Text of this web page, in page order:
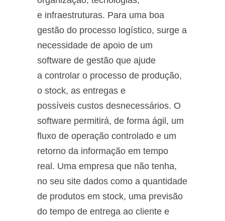
e infraestruturas. Para uma boa
gestão do processo logístico, surge a
necessidade de apoio de um
software de gestão que ajude
a controlar o processo de produção,
o stock, as entregas e
possíveis custos desnecessários. O
software permitirá, de forma ágil, um
fluxo de operação controlado e um
retorno da informação em tempo
real. Uma empresa que não tenha,
no seu site dados como a quantidade
de produtos em stock, uma previsão
do tempo de entrega ao cliente e